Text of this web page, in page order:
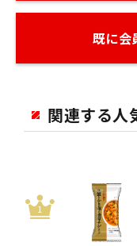
既に会
関連する人